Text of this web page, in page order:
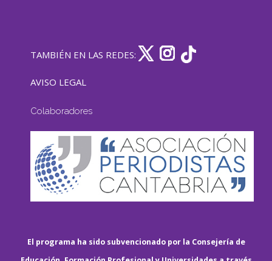
TAMBIÉN EN LAS REDES:
AVISO LEGAL
Colaboradores
El programa ha sido subvencionado por la Consejería de